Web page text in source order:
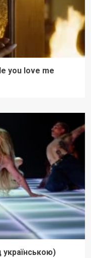
you love me